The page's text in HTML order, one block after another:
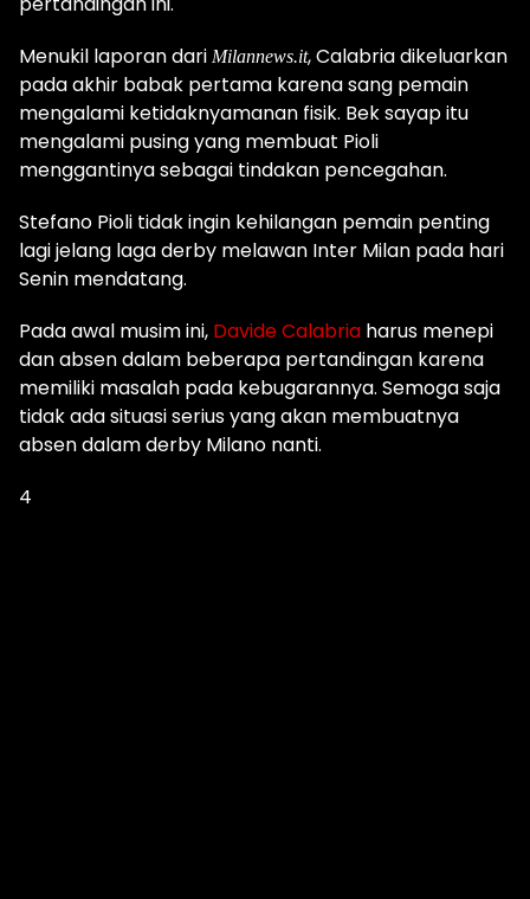
Menukil laporan dari Milannews.it,Calabria dikeluarkan
pada akhir babak pertama karena sang pemain
mengalami ketidaknyamanan fisik. Bek sayap itu
mengalami pusing yang membuat Pioli
menggantinya sebagai tindakan pencegahan.
Stefano Pioli tidak ingin kehilangan pemain penting
lagi jelang laga derby melawan Inter Milan pada hari
Senin mendatang.
Pada awal musim ini, Davide Calabria harus menepi
dan absen dalam beberapa pertandingan karena
memiliki masalah pada kebugarannya. Semoga saja
tidak ada situasi serius yang akan membuatnya
absen dalam derby Milano nanti.
4